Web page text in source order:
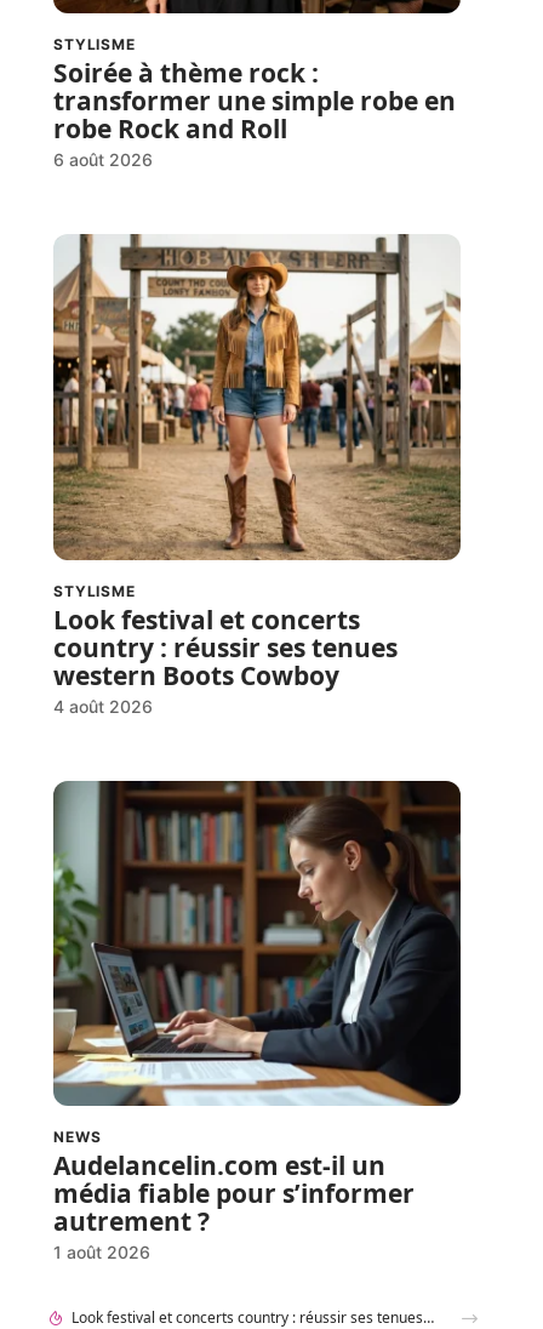
STYLISME
Soirée à thème rock :
transformer une simple robe en
robe Rock and Roll
6 août 2026
STYLISME
Look festival et concerts
country : réussir ses tenues
western Boots Cowboy
4 août 2026
NEWS
Audelancelin.com est-il un
média fiable pour s’informer
autrement ?
1 août 2026
Look festival et concerts country : réussir ses tenues western Boots Cowboy